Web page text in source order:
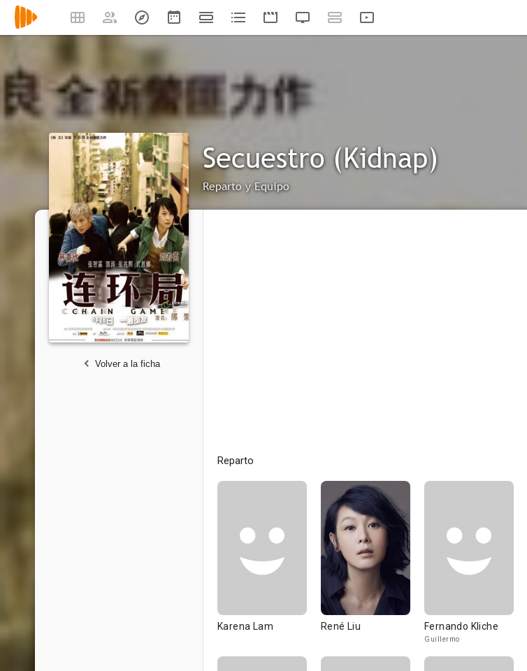
Secuestro (Kidnap)
Reparto y Equipo
Volver a la ficha
Reparto
Karena Lam René Liu Fernando Kliche
Guillermo